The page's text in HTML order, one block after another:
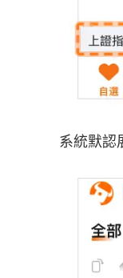
系統默認